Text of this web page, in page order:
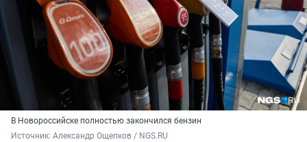
В Новороссийске полностью закончился бензин
Источник: Александр Ощепков / NGS.RU